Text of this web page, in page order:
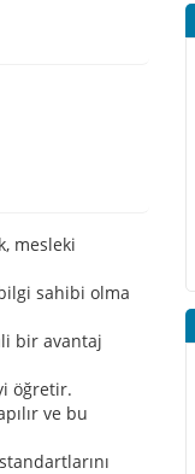
mesleki
sahibi olma
bir avantaj
öğretir.
ve bu